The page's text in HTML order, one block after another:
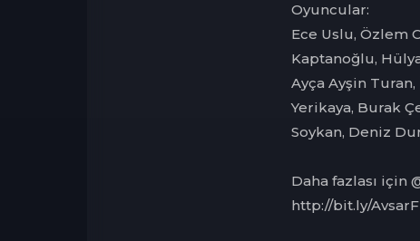
Oyuncular:
Ece Uslu, Özlem
Kaptanoğlu,
Ayça Ayşin
Yerikaya, Burak
Soykan, Deniz
Daha fazlası için
http://bit.ly/